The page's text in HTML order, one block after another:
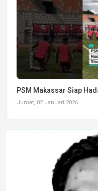
PSM Makassar Siap
Jumat, 02 Januari 2026